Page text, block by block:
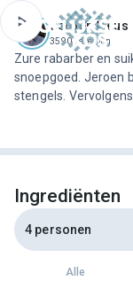
Jeroen Meus
3590 recepten
Zure rabarber en
snoepgoed. Jeroen
stengels.
mousse heeft een
Ingrediënten
4 personen
Alle